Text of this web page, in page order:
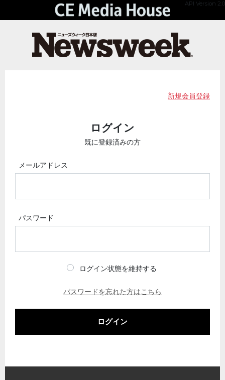
API Version 2.0
新規会員登録
ログイン
既に登録済みの方
メールアドレス
パスワード
ログイン状態を維持する
パスワードを忘れた方はこちら
ログイン